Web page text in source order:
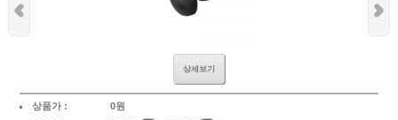
상세보기
상품가 :
0원